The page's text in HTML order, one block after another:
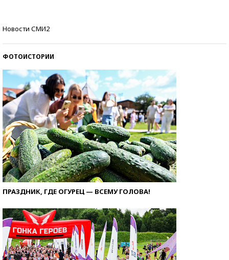
Новости СМИ2
ФОТОИСТОРИИ
ПРАЗДНИК, ГДЕ ОГУРЕЦ — ВСЕМУ ГОЛОВА!